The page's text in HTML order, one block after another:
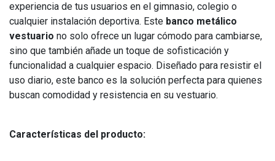
experiencia de tus usuarios en el gimnasio, colegio o
cualquier instalación deportiva. Este banco metálico
vestuario no solo ofrece un lugar cómodo para cambiarse,
sino que también añade un toque de sofisticación y
funcionalidad a cualquier espacio. Diseñado para resistir el
uso diario, este banco es la solución perfecta para quienes
buscan comodidad y resistencia en su vestuario.
Características del producto: